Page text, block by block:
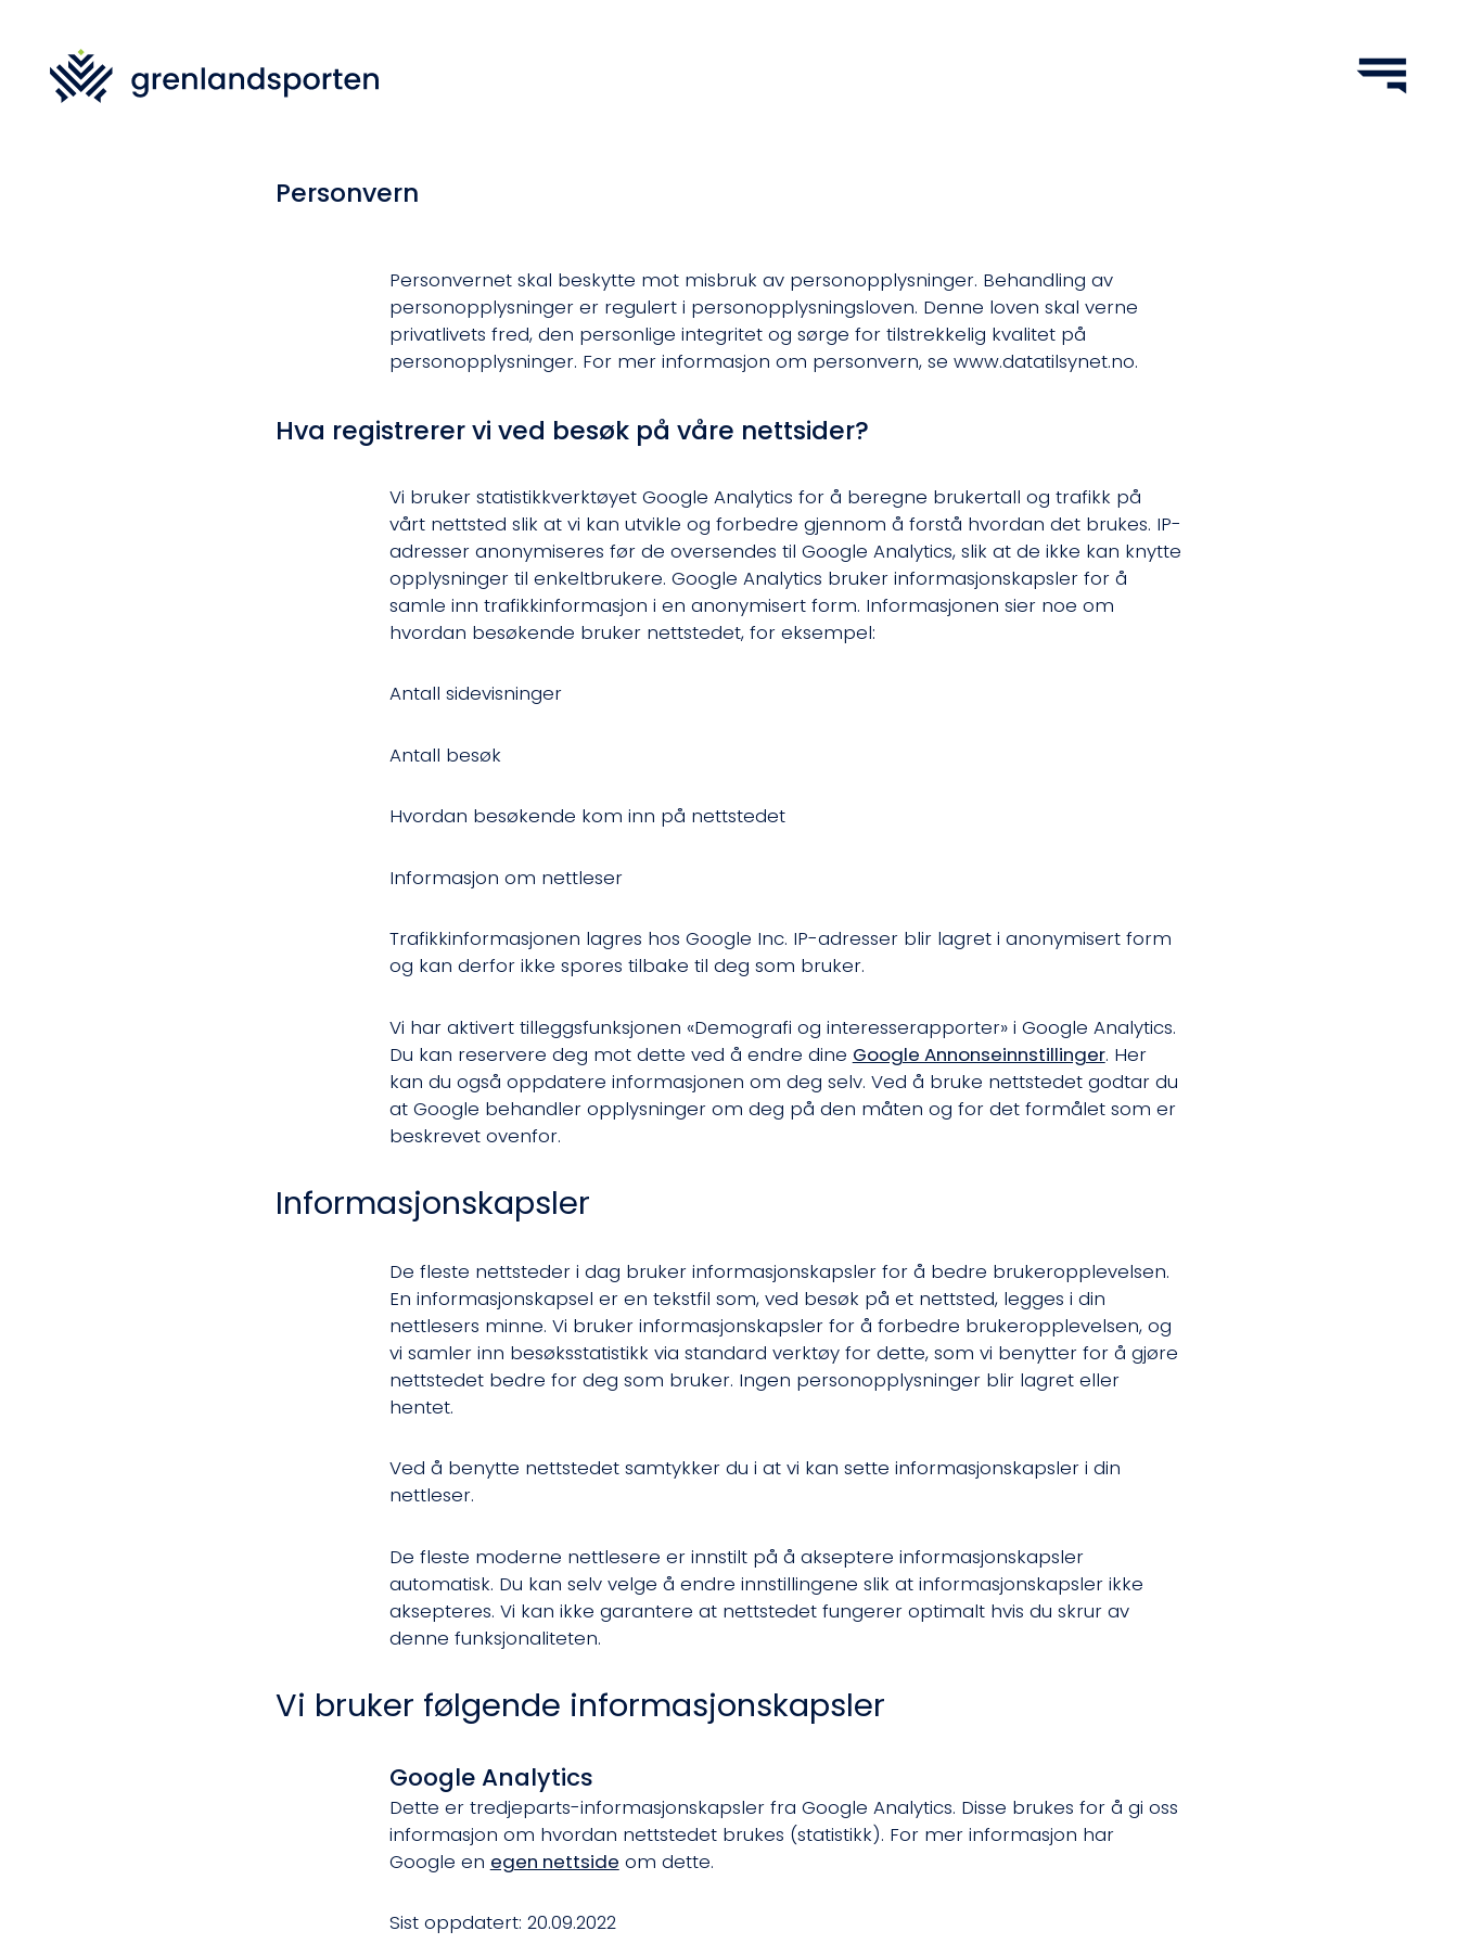
Personvern
Personvernet skal beskytte mot misbruk av personopplysninger. Behandling av
personopplysninger er regulert i personopplysningsloven. Denne loven skal verne
privatlivets fred, den personlige integritet og sørge for tilstrekkelig kvalitet på
personopplysninger. For mer informasjon om personvern, se www.datatilsynet.no.
Hva registrerer vi ved besøk på våre nettsider?
Vi bruker statistikkverktøyet Google Analytics for å beregne brukertall og trafikk på
vårt nettsted slik at vi kan utvikle og forbedre gjennom å forstå hvordan det brukes. IP-
adresser anonymiseres før de oversendes til Google Analytics, slik at de ikke kan knytte
opplysninger til enkeltbrukere. Google Analytics bruker informasjonskapsler for å
samle inn trafikkinformasjon i en anonymisert form. Informasjonen sier noe om
hvordan besøkende bruker nettstedet, for eksempel:
Antall sidevisninger
Antall besøk
Hvordan besøkende kom inn på nettstedet
Informasjon om nettleser
Trafikkinformasjonen lagres hos Google Inc. IP-adresser blir lagret i anonymisert form
og kan derfor ikke spores tilbake til deg som bruker.
Vi har aktivert tilleggsfunksjonen «Demografi og interesserapporter» i Google Analytics.
Du kan reservere deg mot dette ved å endre dine Google Annonseinnstillinger. Her
kan du også oppdatere informasjonen om deg selv. Ved å bruke nettstedet godtar du
at Google behandler opplysninger om deg på den måten og for det formålet som er
beskrevet ovenfor.
Informasjonskapsler
De fleste nettsteder i dag bruker informasjonskapsler for å bedre brukeropplevelsen.
En informasjonskapsel er en tekstfil som, ved besøk på et nettsted, legges i din
nettlesers minne. Vi bruker informasjonskapsler for å forbedre brukeropplevelsen, og
vi samler inn besøksstatistikk via standard verktøy for dette, som vi benytter for å gjøre
nettstedet bedre for deg som bruker. Ingen personopplysninger blir lagret eller
hentet.
Ved å benytte nettstedet samtykker du i at vi kan sette informasjonskapsler i din
nettleser.
De fleste moderne nettlesere er innstilt på å akseptere informasjonskapsler
automatisk. Du kan selv velge å endre innstillingene slik at informasjonskapsler ikke
aksepteres. Vi kan ikke garantere at nettstedet fungerer optimalt hvis du skrur av
denne funksjonaliteten.
Vi bruker følgende informasjonskapsler
Google Analytics
Dette er tredjeparts-informasjonskapsler fra Google Analytics. Disse brukes for å gi oss
informasjon om hvordan nettstedet brukes (statistikk). For mer informasjon har
Google en egen nettside om dette.
Sist oppdatert: 20.09.2022